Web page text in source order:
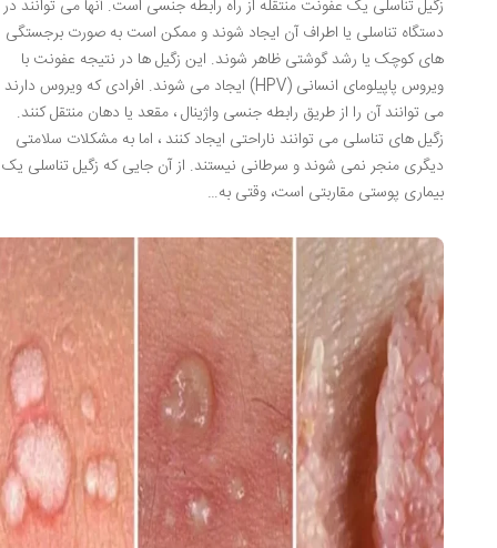
زگیل تناسلی یک عفونت منتقله از راه رابطه جنسی است. آنها می توانند در
دستگاه تناسلی یا اطراف آن ایجاد شوند و ممکن است به صورت برجستگی
های کوچک یا رشد گوشتی ظاهر شوند. این زگیل ها در نتیجه عفونت با
ویروس پاپیلومای انسانی (HPV) ایجاد می شوند. افرادی که ویروس دارند
می توانند آن را از طریق رابطه جنسی واژینال ، مقعد یا دهان منتقل کنند.
زگیل های تناسلی می توانند ناراحتی ایجاد کنند ، اما به مشکلات سلامتی
دیگری منجر نمی شوند و سرطانی نیستند. از آن جایی که زگیل تناسلی یک
بیماری پوستی مقاربتی است، وقتی به…